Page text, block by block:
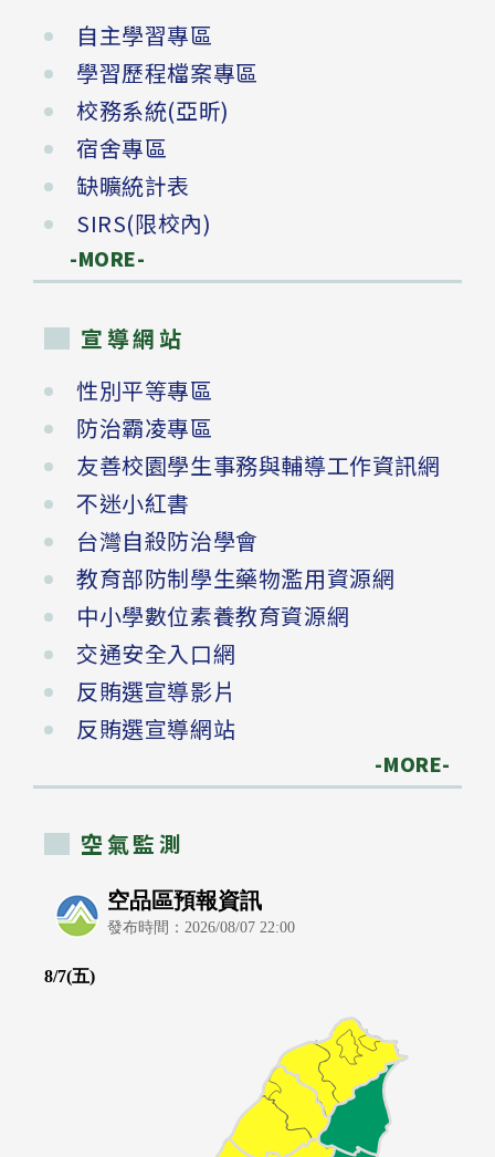
自主學習專區
學習歷程檔案專區
校務系統(亞昕)
宿舍專區
缺曠統計表
SIRS(限校內)
-MORE-
宣導網站
性別平等專區
防治霸凌專區
友善校園學生事務與輔導工作資訊網
不迷小紅書
台灣自殺防治學會
教育部防制學生藥物濫用資源網
中小學數位素養教育資源網
交通安全入口網
反賄選宣導影片
反賄選宣導網站
-MORE-
空氣監測